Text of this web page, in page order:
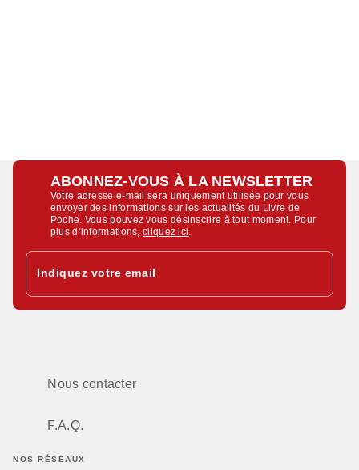
ABONNEZ-VOUS À LA NEWSLETTER
Votre adresse e-mail sera uniquement utilisée pour vous
envoyer des informations sur les actualités du Livre de
Poche. Vous pouvez vous désinscrire à tout moment. Pour
plus d’informations,cliquez ici
Indiquez votre email
Nous contacter
F.A.Q.
NOS RÉSEAUX